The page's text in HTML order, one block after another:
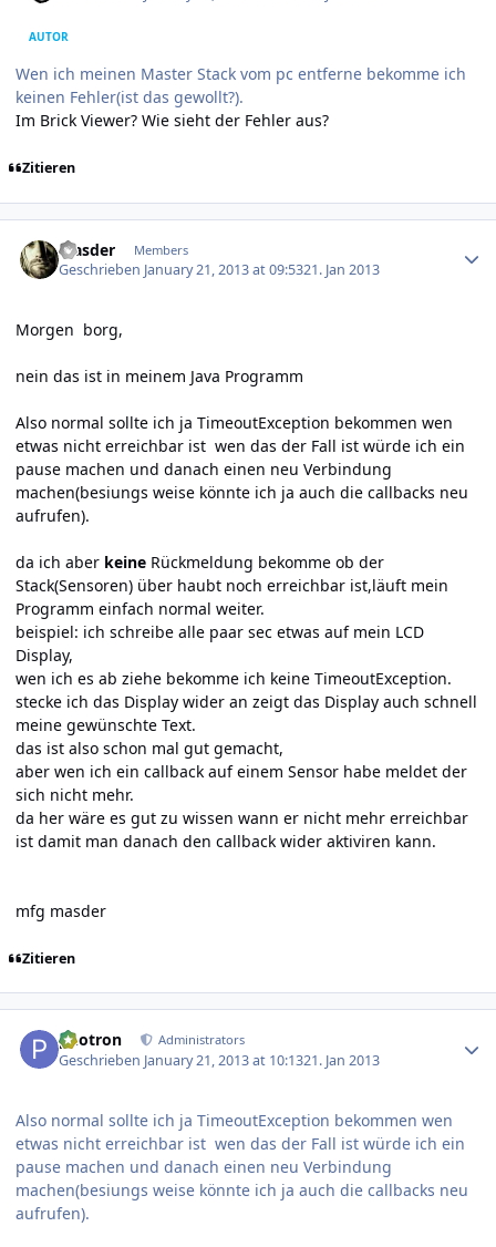
AUTOR
Wen ich meinen Master Stack vom pc entferne bekomme ich
keinen Fehler(ist das gewollt?).
Im Brick Viewer? Wie sieht der Fehler aus?
Zitieren
Masder Members
Geschrieben January 21, 2013 at 09:5321. Jan 2013
Morgen borg,
nein das ist in meinem Java Programm
Also normal sollte ich ja TimeoutException bekommen wen
etwas nicht erreichbar ist wen das der Fall ist würde ich ein
pause machen und danach einen neu Verbindung
machen(besiungs weise könnte ich ja auch die callbacks neu
aufrufen).
da ich aber keine Rückmeldung bekomme ob der
Stack(Sensoren) über haubt noch erreichbar ist,läuft mein
Programm einfach normal weiter.
beispiel: ich schreibe alle paar sec etwas auf mein LCD
Display,
wen ich es ab ziehe bekomme ich keine TimeoutException.
stecke ich das Display wider an zeigt das Display auch schnell
meine gewünschte Text.
das ist also schon mal gut gemacht,
aber wen ich ein callback auf einem Sensor habe meldet der
sich nicht mehr.
da her wäre es gut zu wissen wann er nicht mehr erreichbar
ist damit man danach den callback wider aktiviren kann.
mfg masder
Zitieren
photron Administrators
Geschrieben January 21, 2013 at 10:1321. Jan 2013
Also normal sollte ich ja TimeoutException bekommen wen
etwas nicht erreichbar ist wen das der Fall ist würde ich ein
pause machen und danach einen neu Verbindung
machen(besiungs weise könnte ich ja auch die callbacks neu
aufrufen).